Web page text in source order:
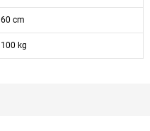
60 cm
100 kg